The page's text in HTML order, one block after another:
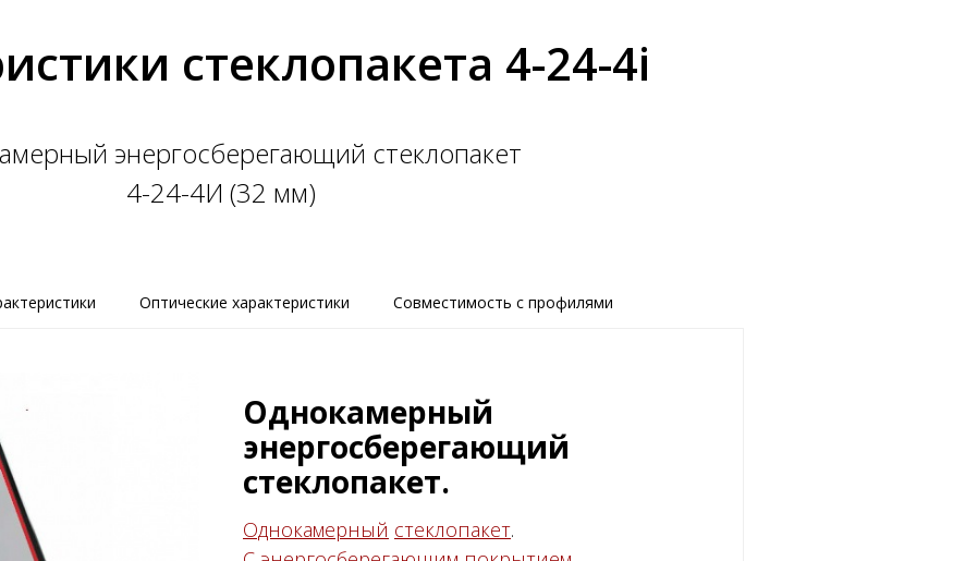
стеклопакета 4-24-4i
энергосберегающий стеклопакет
4-24-4И (32 мм)
Оптические характеристики Совместимость с профилями
Однокамерный
энергосберегающий
стеклопакет.
Однокамерный стеклопакет.